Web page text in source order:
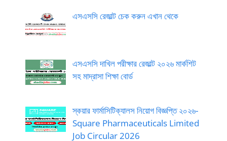
এসএসসি রেজাল্ট চেক করুন এখান থেকে
এসএসসি দাখিল পরীক্ষার রেজাল্ট ২০২৬ মার্কশিট
সহ মাদ্রাসা শিক্ষা বোর্ড
স্কয়ার ফার্মাসিটিক্যালস নিয়োগ বিজ্ঞপ্তি ২০২৬-
Square Pharmaceuticals Limited
Job Circular 2026